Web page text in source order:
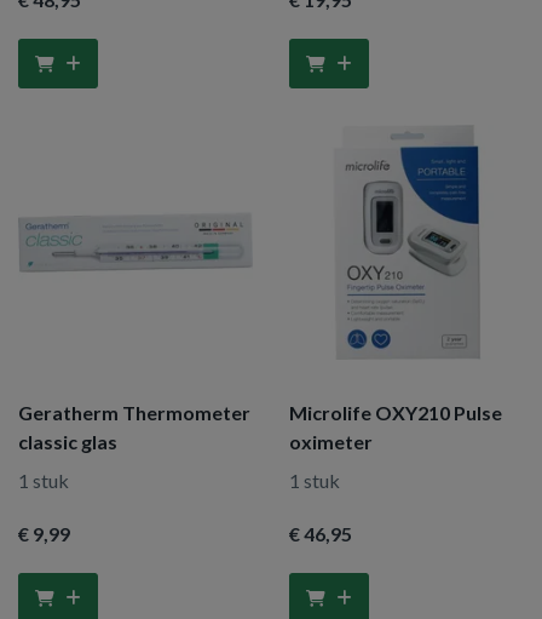
Geratherm Thermometer
classic glas
1 stuk
€ 9,99
Microlife OXY210 Pulse
oximeter
1 stuk
€ 46,95